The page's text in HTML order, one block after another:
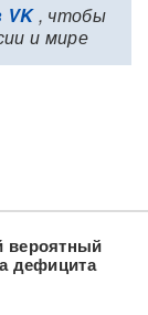
VK, чтобы
и мире
вероятный
дефицита